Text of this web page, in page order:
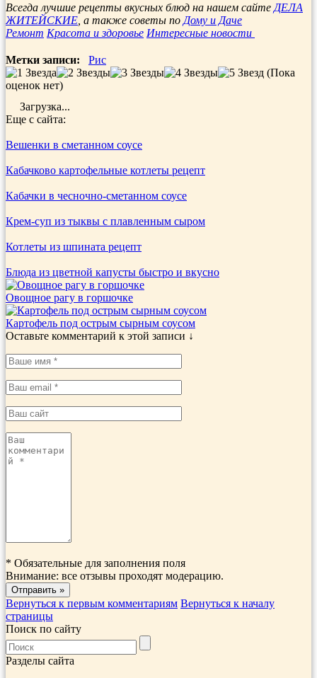
Отправить
Всегда лучшие рецепты вкусных блюд на нашем сайте ДЕЛА
ЖИТЕЙСКИЕ , а также советы по Дому и Даче
Ремонт Красота и здоровье Интересные новости
Метки записи:
Рис
(Пока
оценок нет)
Загрузка...
Еще с сайта:
Вешенки в сметанном соусе
Кабачково картофельные котлеты рецепт
Кабачки в чесночно-сметанном соусе
Крем-суп из тыквы с плавленным сыром
Котлеты из шпината рецепт
Блюда из цветной капусты быстро и вкусно
Овощное рагу в горшочке
Картофель под острым сырным соусом
Оставьте комментарий к этой записи ↓
* Обязательные для заполнения поля
Внимание: все отзывы проходят модерацию.
Вернуться к первым комментариям Вернуться к началу
страницы
Поиск по сайту
Разделы сайта